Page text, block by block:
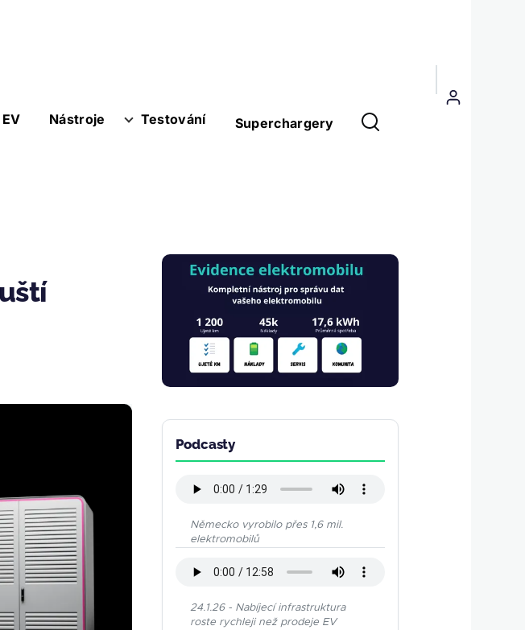
Nástroje Testování Superchargery
Menu
uživatelského
Obrázek
Podcasty
Německo vyrobilo přes 1,6 mil.
elektromobilů
24.1.26 - Nabíjecí infrastruktura
roste rychleji než prodeje EV